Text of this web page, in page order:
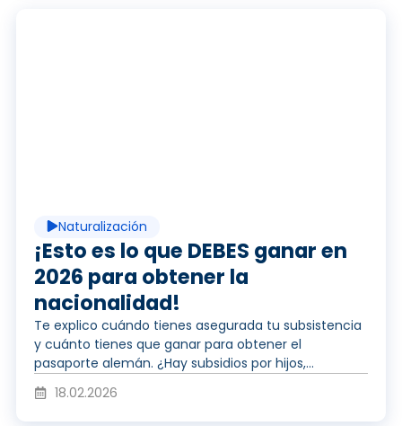
r
v
í
r
o
Naturalización
¡Esto es lo que DEBES ganar en
2026 para obtener la
nacionalidad!
Te explico cuándo tienes asegurada tu subsistencia
y cuánto tienes que ganar para obtener el
pasaporte alemán. ¿Hay subsidios por hijos,...
18.02.2026